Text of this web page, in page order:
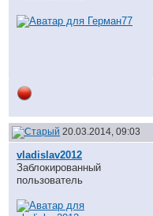
20.03.2014, 09:03
vladislav2012
Заблокированный
пользователь